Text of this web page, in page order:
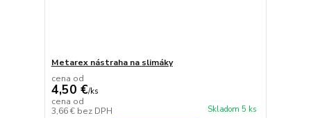
Metarex nástraha na slimáky
cena od
4,50 €/ks
cena od
3,66 € bez DPH Skladom 5 ks